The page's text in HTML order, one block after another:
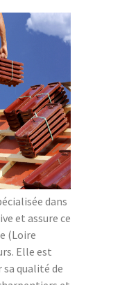
dans
et assure ce
(Loire
Elle est
qualité de